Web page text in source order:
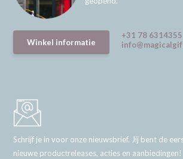
Winkel informatie
+31 78 6314355
Schrijf je in voor onze nieuwsbrief. Jij bent de
nieuwe productreleases, acties en aanbiedingen!